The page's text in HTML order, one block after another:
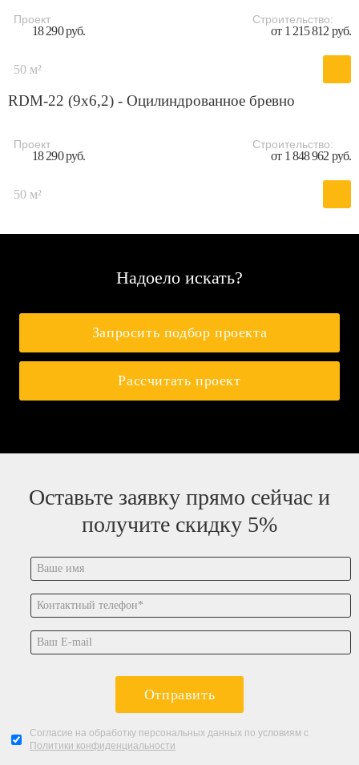
Проект
18 290 руб.
Строительство:
от 1 215 812 руб.
50 м²
RDM-22 (9x6,2) - Оцилиндрованное бревно
Проект
18 290 руб.
Строительство:
от 1 848 962 руб.
50 м²
Надоело искать?
Запросить подбор проекта
Рассчитать проект
Оставьте заявку прямо сейчас и
получите скидку 5%
Отправить
Согласие на обработку персональных данных по условиям с
Политики конфиденциальности